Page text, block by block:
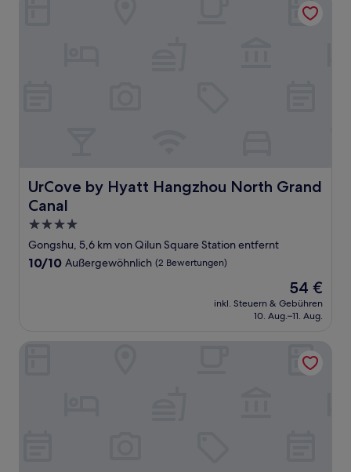
UrCove by Hyatt Hangzhou North Grand
Canal
UrCove by Hyatt Hangzhou North Grand Canal
4.0-
Sterne-
Unterkunft
Gongshu, 5,6 km von Qilun Square Station entfernt
10.0
10/10 Außergewöhnlich (2 Bewertungen)
Der
Preis
beträgt
54 €
inkl. Steuern & Gebühren
10. Aug.–11. Aug.